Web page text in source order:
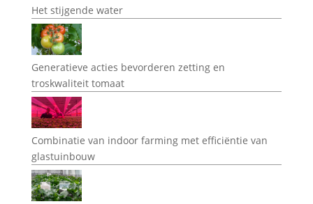
Het stijgende water
Generatieve acties bevorderen zetting en
troskwaliteit tomaat
Combinatie van indoor farming met efficiëntie van
glastuinbouw